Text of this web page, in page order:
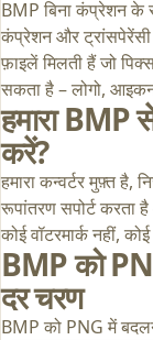
BMP बिना कंप्रेशन के
कंप्रेशन और ट्रांसपेरेंसी
फ़ाइलें मिलती हैं जो
सकता है – लोगो,
हमारा BMP
करें?
हमारा कन्वर्टर मुफ़्त
रूपांतरण सपोर्ट करता
कोई वॉटरमार्क नहीं,
BMP को
दर चरण
BMP को PNG में